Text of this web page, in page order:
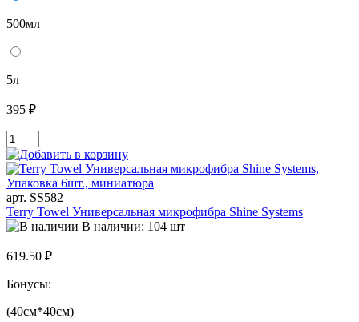
500мл
5л
395 ₽
арт. SS582
Terry Towel Универсальная микрофибра Shine Systems
В наличии: 104 шт
619.50 ₽
Бонусы:
(40см*40см)